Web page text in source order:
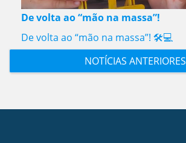
De volta ao “mão na massa”!
De volta ao “mão na massa”! 🛠️💻
NOTÍCIAS ANTERIORES